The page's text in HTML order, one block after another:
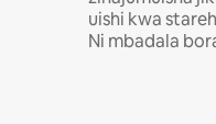
uishi kwa
Ni mbadala